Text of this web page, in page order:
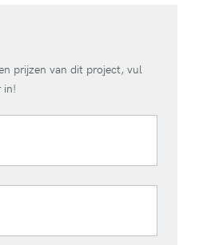
prijzen van dit project, vul
in!